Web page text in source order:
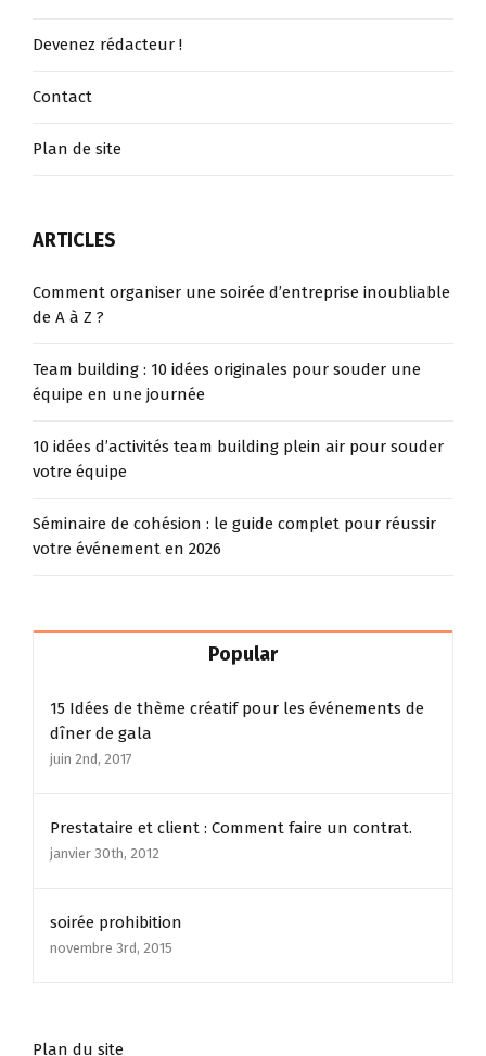
Devenez rédacteur !
Contact
Plan de site
ARTICLES
Comment organiser une soirée d’entreprise inoubliable
de A à Z ?
Team building : 10 idées originales pour souder une
équipe en une journée
10 idées d’activités team building plein air pour souder
votre équipe
Séminaire de cohésion : le guide complet pour réussir
votre événement en 2026
Popular
15 Idées de thème créatif pour les événements de
dîner de gala
juin 2nd, 2017
Prestataire et client : Comment faire un contrat.
janvier 30th, 2012
soirée prohibition
novembre 3rd, 2015
Plan du site